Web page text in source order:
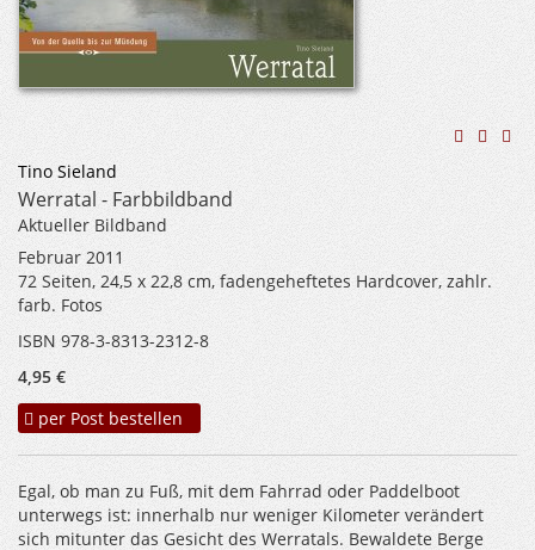
Tino Sieland
Werratal - Farbbildband
Aktueller Bildband
Februar 2011
72 Seiten, 24,5 x 22,8 cm, fadengeheftetes Hardcover, zahlr.
farb. Fotos
ISBN 978-3-8313-2312-8
4,95 €
per Post bestellen
Egal, ob man zu Fuß, mit dem Fahrrad oder Paddelboot
unterwegs ist: innerhalb nur weniger Kilometer verändert
sich mitunter das Gesicht des Werratals. Bewaldete Berge